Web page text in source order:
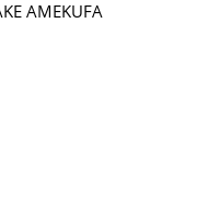
AMEKUFA